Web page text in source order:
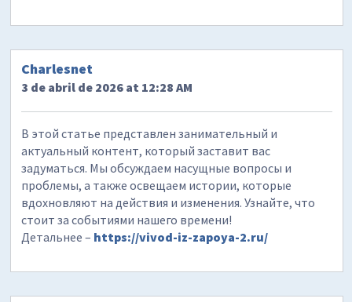
Charlesnet
3 de abril de 2026 at 12:28 AM
В этой статье представлен занимательный и
актуальный контент, который заставит вас
задуматься. Мы обсуждаем насущные вопросы и
проблемы, а также освещаем истории, которые
вдохновляют на действия и изменения. Узнайте, что
стоит за событиями нашего времени!
Детальнее – https://vivod-iz-zapoya-2.ru/